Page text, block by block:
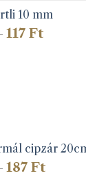
10 mm
117 Ft
cipzár
187 Ft